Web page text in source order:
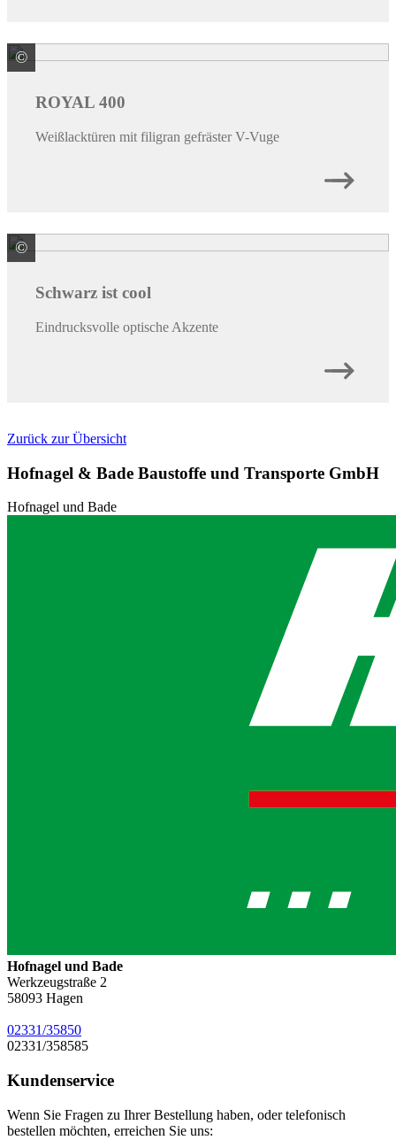
© PRÜM-Türenwerk GmbH
ROYAL 400
Weißlacktüren mit filigran gefräster V-Vuge
© PRÜM-Türenwerk GmbH
Schwarz ist cool
Eindrucksvolle optische Akzente
Zurück zur Übersicht
Hofnagel & Bade Baustoffe und Transporte GmbH
Hofnagel und Bade
Hofnagel und Bade
Werkzeugstraße 2
58093 Hagen
02331/35850
02331/358585
Kundenservice
Wenn Sie Fragen zu Ihrer Bestellung haben, oder telefonisch
bestellen möchten, erreichen Sie uns: